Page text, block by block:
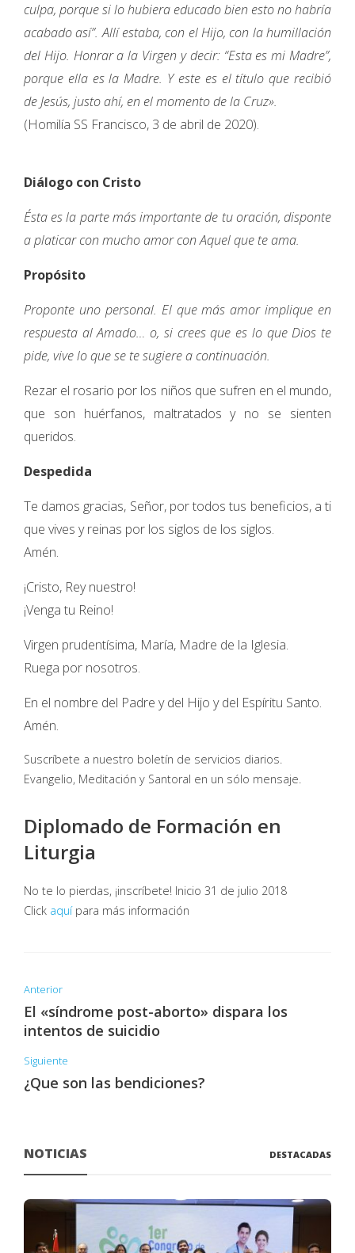
culpa, porque si lo hubiera educado bien esto no habría
acabado así”. Allí estaba, con el Hijo, con la humillación
del Hijo. Honrar a la Virgen y decir: “Esta es mi Madre”,
porque ella es la Madre. Y este es el título que recibió
de Jesús, justo ahí, en el momento de la Cruz».
(Homilía SS Francisco, 3 de abril de 2020).
Diálogo con Cristo
Ésta es la parte más importante de tu oración, disponte
a platicar con mucho amor con Aquel que te ama.
Propósito
Proponte uno personal. El que más amor implique en
respuesta al Amado… o, si crees que es lo que Dios te
pide, vive lo que se te sugiere a continuación.
Rezar el rosario por los niños que sufren en el mundo,
que son huérfanos, maltratados y no se sienten
queridos.
Despedida
Te damos gracias, Señor, por todos tus beneficios, a ti
que vives y reinas por los siglos de los siglos.
Amén.
¡Cristo, Rey nuestro!
¡Venga tu Reino!
Virgen prudentísima, María, Madre de la Iglesia.
Ruega por nosotros.
En el nombre del Padre y del Hijo y del Espíritu Santo.
Amén.
Suscríbete a nuestro boletín de servicios diarios.
Evangelio, Meditación y Santoral en un sólo mensaje.
Diplomado de Formación en
Liturgia
No te lo pierdas, ¡inscríbete! Inicio 31 de julio 2018
Click aquípara más información
Anterior
El «síndrome post-aborto» dispara los
intentos de suicidio
Siguiente
¿Que son las bendiciones?
NOTICIAS DESTACADAS